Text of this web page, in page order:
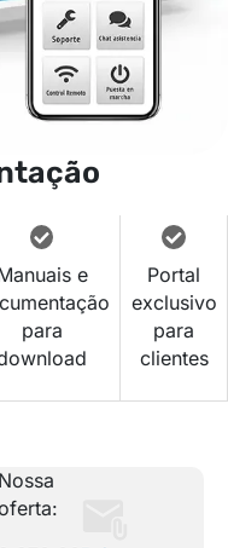
e
para
Portal
exclusivo
para
clientes
Nossa